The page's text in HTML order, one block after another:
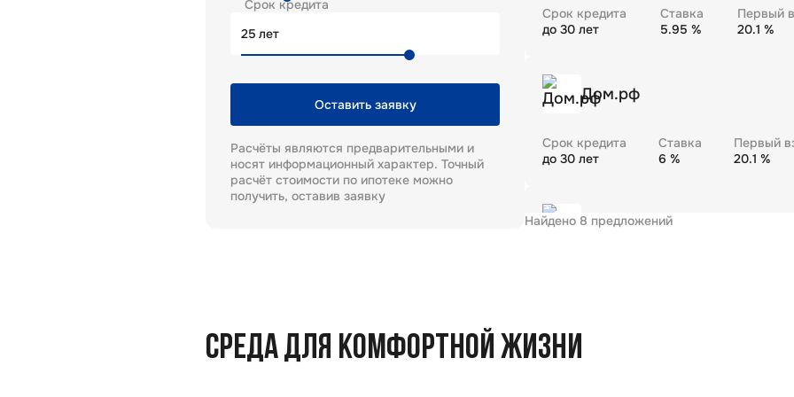
Срок кредита
лет
Оставить заявку
Расчёты являются предварительными и
носят информационный характер. Точный
расчёт стоимости по ипотеке можно
получить, оставив заявку
Найдено 8 предложений
Срок кредита
до 30 лет
Ставка
5.95 %
Первый
20.1 %
Дом.рф
Срок кредита
до 30 лет
Ставка
6 %
Первый
20.1 %
Газпромбанк
СРЕДА ДЛЯ КОМФОРТНОЙ ЖИЗНИ